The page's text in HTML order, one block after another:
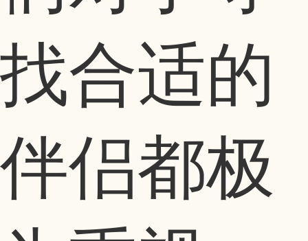
找合适的
伴侣都极